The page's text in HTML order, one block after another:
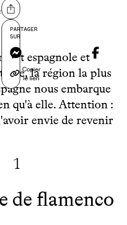
Partager sur
PARTAGER
SUR
Messenger
Copier
le lien
espagnole et
la région la plus
nous embarque
qu'à elle. Attention :
envie de revenir
1
de flamenco